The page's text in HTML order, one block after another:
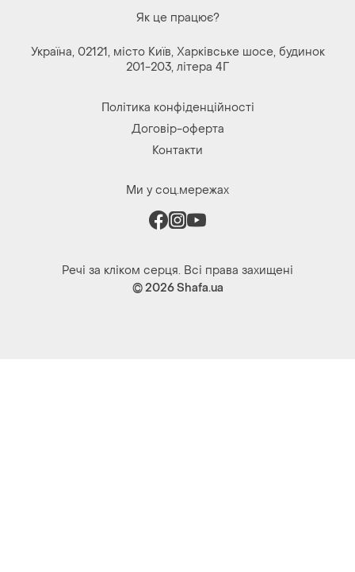
Як це працює?
Україна, 02121, місто Київ, Харківське шосе, будинок
201-203, літера 4Г
Політика конфіденційності
Договір-оферта
Контакти
Ми у соц.мережах
Речі за кліком серця. Всі права захищені
© 2026Shafa.ua